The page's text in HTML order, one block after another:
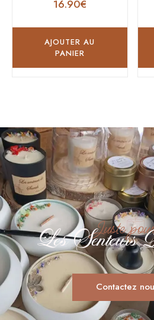
5
16.90€
AJOUTER AU
PANIER
5
Juste
Les Senteurs
Contactez